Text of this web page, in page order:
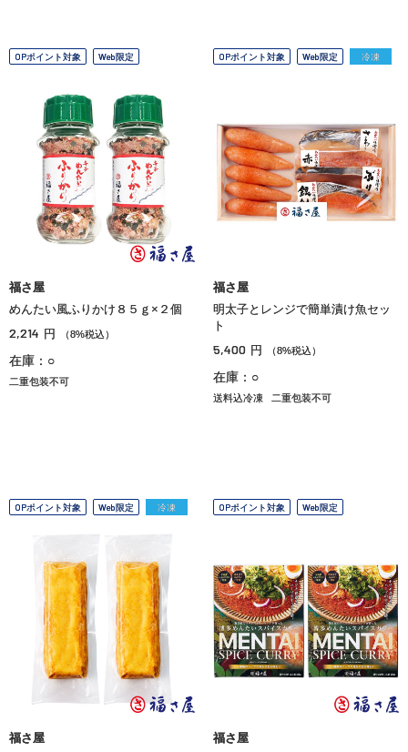
OPポイント対象 Web限定
福さ屋
めんたい風ふりかけ８５ｇ×２個
2,214 円 （8%税込）
在庫：○
二重包装不可
OPポイント対象 Web限定 冷凍
福さ屋
明太子とレンジで簡単漬け魚セッ
ト
5,400 円 （8%税込）
在庫：○
送料込冷凍 二重包装不可
OPポイント対象 Web限定 冷凍
福さ屋
OPポイント対象 Web限定
福さ屋